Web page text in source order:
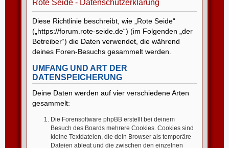
h
Rote Seide - Datenschutzerklärung
Diese Richtlinie beschreibt, wie „Rote Seide“
(„https://forum.rote-seide.de“) (im Folgenden „der
Betreiber“) die Daten verwendet, die während
deines Foren-Besuchs gesammelt werden.
UMFANG UND ART DER
DATENSPEICHERUNG
Deine Daten werden auf vier verschiedene Arten
gesammelt:
Die Forensoftware phpBB erstellt bei deinem
Besuch des Boards mehrere Cookies. Cookies sind
kleine Textdateien, die dein Browser als temporäre
Dateien ablegt und die zwischen den einzelnen